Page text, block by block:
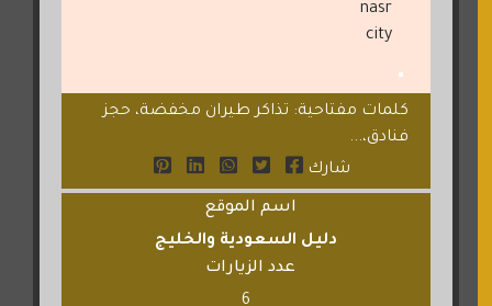
nasr
city
كلمات مفتاحية: تذاكر طيران مخفضة، حجز
فنادق،...
شارك
اسم الموقع
دليل السعودية والخليج
عدد الزيارات
6